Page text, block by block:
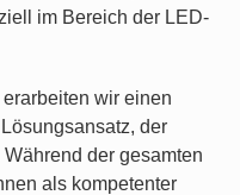
im Bereich der LED-
wir einen
der
der gesamten
als kompetenter